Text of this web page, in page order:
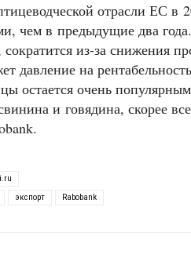
отрасли ЕС в
чем в предыдущие два
сократится из-за снижения
давление на
остается очень
и говядина, скорее
экспорт Rabobank